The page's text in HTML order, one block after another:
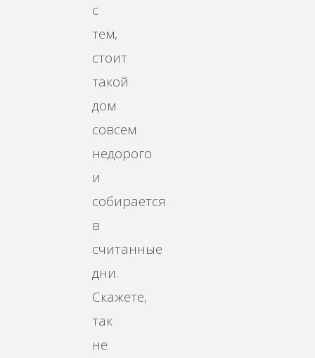
с
тем,
стоит
такой
дом
совсем
недорого
и
собирается
в
считанные
дни.
Скажете,
так
не